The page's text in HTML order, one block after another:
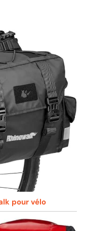
pour vélo